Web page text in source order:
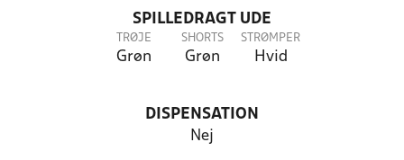
SPILLEDRAGT UDE
TRØJE
Grøn
SHORTS
Grøn
STRØMPER
Hvid
DISPENSATION
Nej